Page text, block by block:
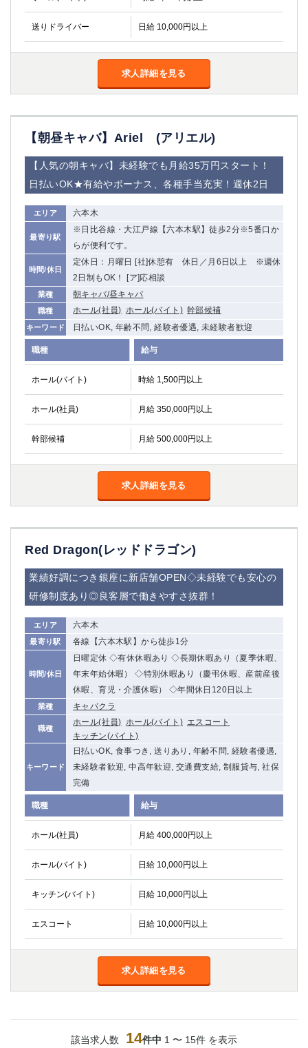
送りドライバー 日給 10,000円以上
求人詳細を見る
【朝昼キャバ】Ariel (アリエル)
【人気の朝キャバ】未経験でも月給35万円スタート！
日払いOK★有給やボーナス、各種手当充実！週休2日
エリア 六本木
最寄り駅
※日比谷線・大江戸線【六本木駅】徒歩2分※5番口か
らが便利です。
時間/休日
定休日：月曜日 [社]休憩有 休日／月6日以上 ※週休
2日制もOK！ [ア]応相談
業種 朝キャバ/昼キャバ
職種 ホール(社員) ホール(バイト) 幹部候補
キーワード 日払いOK, 年齢不問, 経験者優遇, 未経験者歓迎
職種 給与
ホール(バイト) 時給 1,500円以上
ホール(社員) 月給 350,000円以上
幹部候補 月給 500,000円以上
求人詳細を見る
Red Dragon(レッドドラゴン)
業績好調につき銀座に新店舗OPEN◇未経験でも安心の
研修制度あり◎良客層で働きやすさ抜群！
エリア 六本木
最寄り駅 各線【六本木駅】から徒歩1分
時間/休日
日曜定休 ◇有休休暇あり ◇長期休暇あり（夏季休暇、
年末年始休暇） ◇特別休暇あり（慶弔休暇、産前産後
休暇、育児・介護休暇） ◇年間休日120日以上
業種 キャバクラ
職種
ホール(社員) ホール(バイト) エスコート
キッチン(バイト)
キーワード
日払いOK, 食事つき, 送りあり, 年齢不問, 経験者優遇,
未経験者歓迎, 中高年歓迎, 交通費支給, 制服貸与, 社保
完備
職種 給与
ホール(社員) 月給 400,000円以上
ホール(バイト) 日給 10,000円以上
キッチン(バイト) 日給 10,000円以上
エスコート 日給 10,000円以上
求人詳細を見る
該当求人数 14件中 1 〜 15件 を表示